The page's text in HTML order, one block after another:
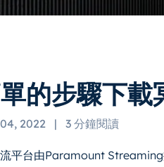
的步驟下載
2022 | 3 分鐘閱讀
平台由Paramount